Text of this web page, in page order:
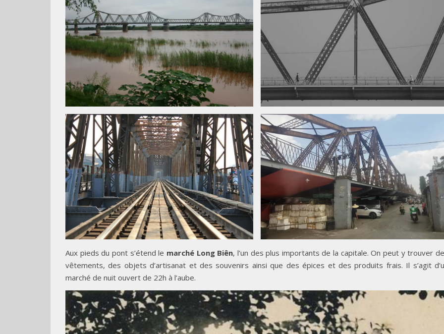
Aux pieds du pont s’étend le marché Long Biên, l’un des plus importants de la capitale. On peut y trouver
vêtements, des objets d’artisanat et des souvenirs ainsi que des épices et des produits frais. Il s’agit
marché de nuit ouvert de 22h à l’aube.